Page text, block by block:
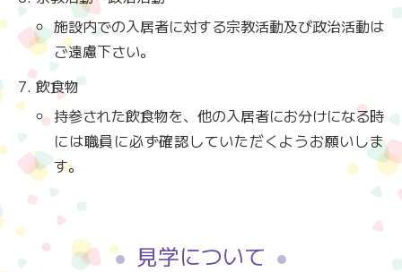
施設内での入居者に対する宗教活動及び政治活動は
ご遠慮下さい。
飲食物
持参された飲食物を、他の入居者にお分けになる時
には職員に必ず確認していただくようお願いしま
す。
見学について